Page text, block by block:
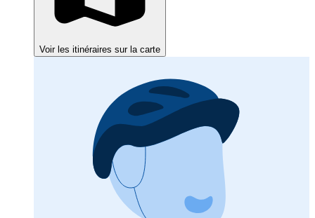
Voir les itinéraires sur la carte